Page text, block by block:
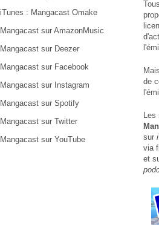
iTunes : Mangacast Omake
Mangacast sur AmazonMusic
Mangacast sur Deezer
Mangacast sur Facebook
Mangacast sur Instagram
Mangacast sur Spotify
Mangacast sur Twitter
Mangacast sur YouTube
de
Les
sur
via
et